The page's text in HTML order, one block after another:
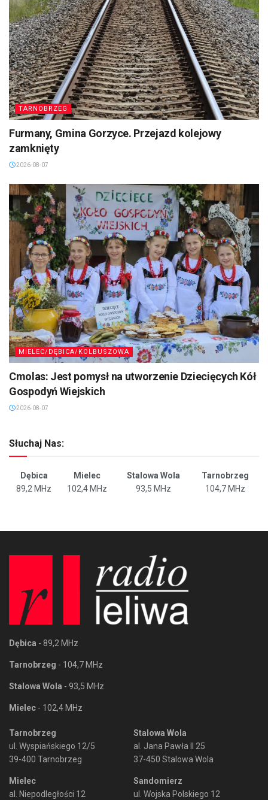
TARNOBRZEG
Furmany, Gmina Gorzyce. Przejazd kolejowy
zamknięty
2026-08-07
MIELEC/DĘBICA/KOLBUSZOWA
Cmolas: Jest pomysł na utworzenie Dziecięcych Kół
Gospodyń Wiejskich
2026-08-07
Słuchaj Nas:
Dębica Mielec Stalowa Wola
Tarnobrzeg
89,2 MHz
102,4 MHz 93,5 MHz 104,7 MHz
Dębica - 89,2 MHz
Tarnobrzeg - 104,7 MHz
Stalowa Wola - 93,5 MHz
Mielec - 102,4 MHz
Tarnobrzeg
ul. Wyspiańskiego 12/5
39-400 Tarnobrzeg
Mielec
al. Niepodległości 12
Stalowa Wola
al. Jana Pawła II 25
37-450 Stalowa Wola
Sandomierz
ul. Wojska Polskiego 12